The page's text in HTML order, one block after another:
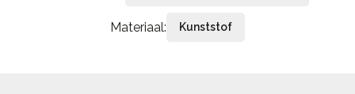
Materiaal: Kunststof